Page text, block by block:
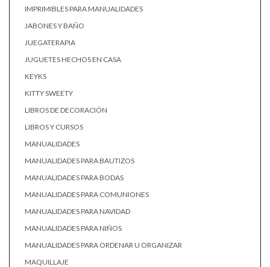
IMPRIMIBLES PARA MANUALIDADES
JABONES Y BAÑO
JUEGATERAPIA
JUGUETES HECHOS EN CASA
KEYKS
KITTY SWEETY
LIBROS DE DECORACIÓN
LIBROS Y CURSOS
MANUALIDADES
MANUALIDADES PARA BAUTIZOS
MANUALIDADES PARA BODAS
MANUALIDADES PARA COMUNIONES
MANUALIDADES PARA NAVIDAD
MANUALIDADES PARA NIÑOS
MANUALIDADES PARA ORDENAR U ORGANIZAR
MAQUILLAJE